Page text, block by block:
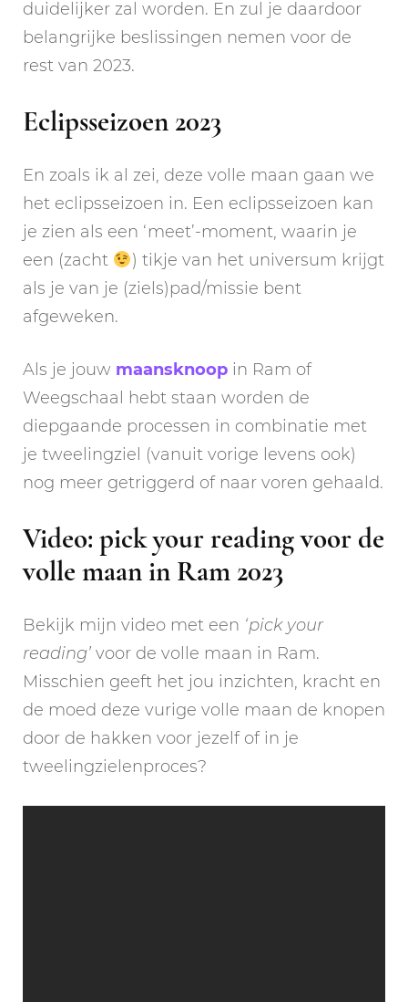
duidelijker zal worden. En zul je daardoor
belangrijke beslissingen nemen voor de
rest van 2023.
Eclipsseizoen 2023
En zoals ik al zei, deze volle maan gaan we
het eclipsseizoen in. Een eclipsseizoen kan
je zien als een ‘meet’-moment, waarin je
een (zacht
) tikje van het universum krijgt
als je van je (ziels)pad/missie bent
afgeweken.
Als je jouw maansknoop in Ram of
Weegschaal hebt staan worden de
diepgaande processen in combinatie met
je tweelingziel (vanuit vorige levens ook)
nog meer getriggerd of naar voren gehaald.
Video: pick your reading voor de
volle maan in Ram 2023
Bekijk mijn video met een ‘pick your
reading’ voor de volle maan in Ram.
Misschien geeft het jou inzichten, kracht en
de moed deze vurige volle maan de knopen
door de hakken voor jezelf of in je
tweelingzielenproces?